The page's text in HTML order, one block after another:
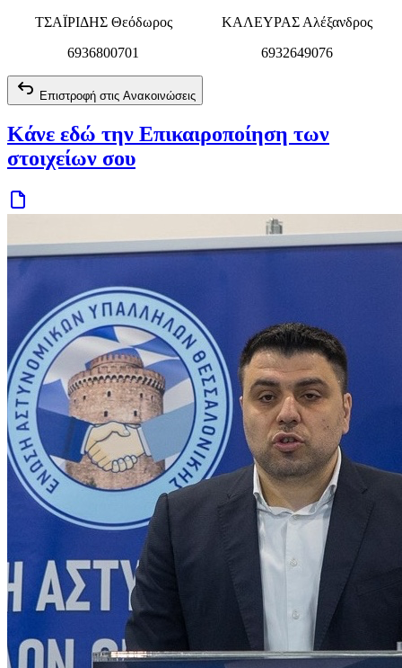
ΤΣΑΪΡΙΔΗΣ Θεόδωρος
6936800701
ΚΑΛΕΥΡΑΣ Αλέξανδρος
6932649076
Επιστροφή στις Ανακοινώσεις
Κάνε εδώ την Επικαιροποίηση των
στοιχείων σου